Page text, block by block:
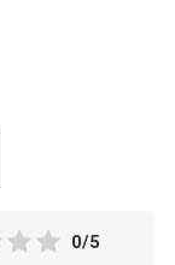
0/5